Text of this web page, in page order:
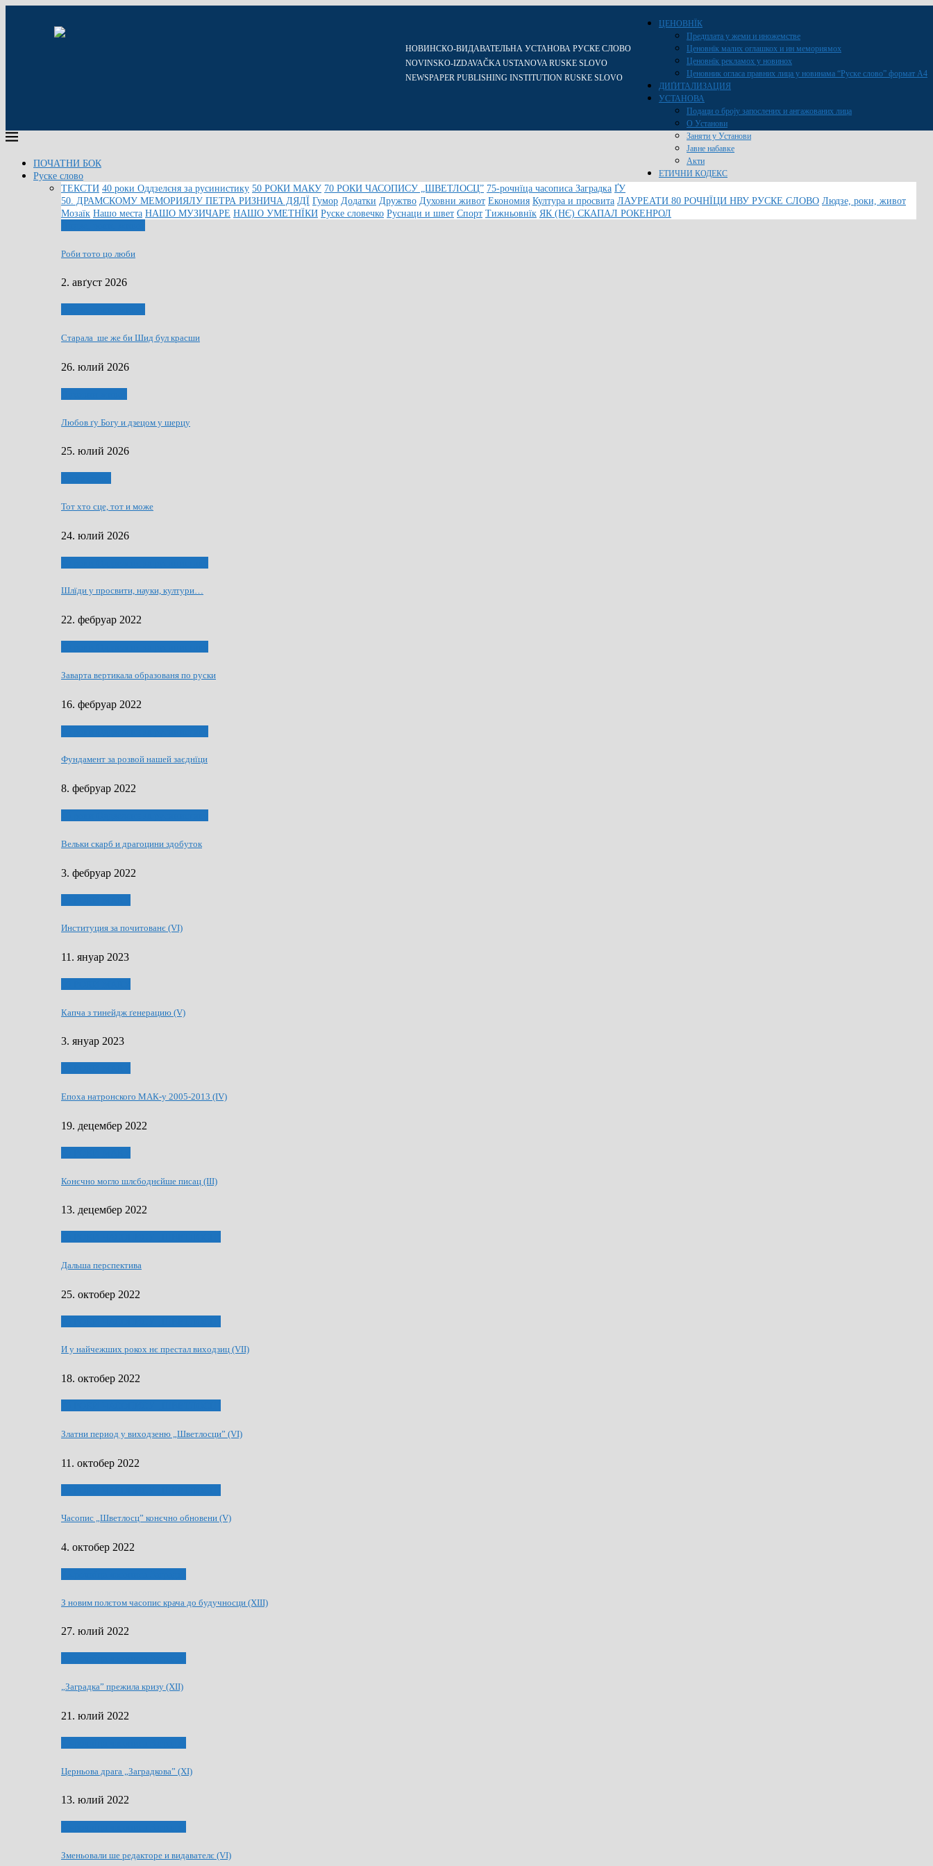
ЦЕНОВНЇК
Предплата у жеми и иножемстве
Ценовнїк малих оглашкох и ин мемориямох
Ценовнїк рекламох у новинох
Ценовник огласа правних лица у новинама “Руске слово” формат A4
ДИҐИТАЛИЗАЦИЯ
УСТАНОВА
Подаци о броју запослених и ангажованих лица
О Установи
Заняти у Установи
Јавне набавке
Акти
ЕТИЧНИ КОДЕКС
НОВИНСКО-ВИДАВАТЕЛЬНА УСТАНОВА РУСКЕ СЛОВО
NOVINSKO-IZDAVAČKA USTANOVA RUSKE SLOVO
NEWSPAPER PUBLISHING INSTITUTION RUSKE SLOVO
ПОЧАТНИ БОК
Руске слово
ТЕКСТИ 40 роки Оддзелєня за русинистику 50 РОКИ МАКУ 70 РОКИ ЧАСОПИСУ „ШВЕТЛОСЦ” 75-рочнїца часописа Заградка ҐУ
50. ДРАМСКОМУ МЕМОРИЯЛУ ПЕТРА РИЗНИЧА ДЯДЇ Гумор Додатки Дружтво Духовни живот Економия Култура и просвита ЛАУРЕАТИ 80 РОЧНЇЦИ НВУ РУСКЕ СЛОВО Людзе, роки, живот
Мозаїк Нашо места НАШО МУЗИЧАРЕ НАШО УМЕТНЇКИ Руске словечко Руснаци и швет Спорт Тижньовнїк ЯК (НЄ) СКАПАЛ РОКЕНРОЛ
Роби тото цо люби
2. авґуст 2026
Старала ше же би Шид бул красши
26. юлий 2026
Любов ґу Богу и дзецом у шерцу
25. юлий 2026
Тот хто сце, тот и може
24. юлий 2026
Шлїди у просвити, науки, култури…
22. фебруар 2022
Заварта вертикала образованя по руски
16. фебруар 2022
Фундамент за розвой нашей заєднїци
8. фебруар 2022
Вельки скарб и драгоцини здобуток
3. фебруар 2022
Институция за почитованє (VI)
11. януар 2023
Капча з тинейдж ґенерацию (V)
3. януар 2023
Епоха натронского МАК-у 2005-2013 (IV)
19. децембер 2022
Конєчно могло шлєбоднєйше писац (III)
13. децембер 2022
Дальша перспектива
25. октобер 2022
И у найчежших рокох нє престал виходзиц (VII)
18. октобер 2022
Златни период у виходзеню „Шветлосци” (VI)
11. октобер 2022
Часопис „Шветлосц” конєчно обновени (V)
4. октобер 2022
З новим полєтом часопис крача до будучносци (XIII)
27. юлий 2022
„Заградка” прежила кризу (XII)
21. юлий 2022
Церньова драга „Заградкова” (XI)
13. юлий 2022
Зменьовали ше редакторе и видавателє (VI)